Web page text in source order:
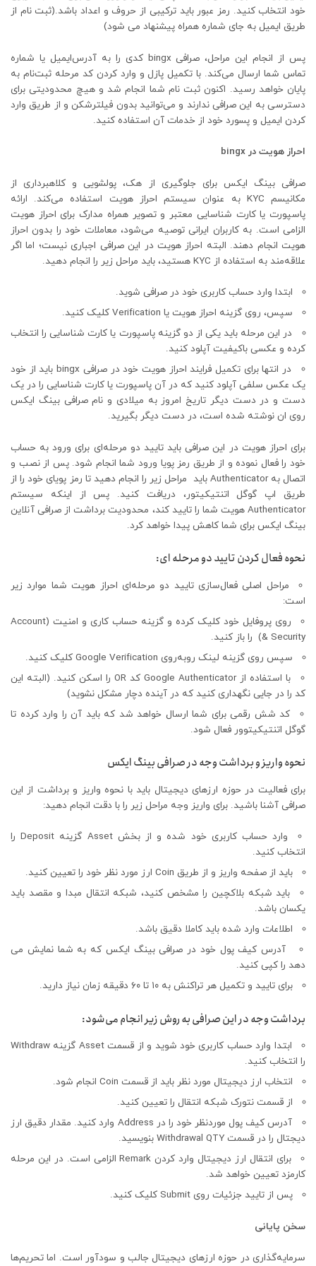
خود انتخاب کنید. رمز عبور باید ترکیبی از حروف و اعداد باشد.(ثبت نام از
طریق ایمیل به جای شماره همراه پیشنهاد می شود)
پس از انجام این مراحل، صرافی bingx کدی را به آدرس‌ایمیل یا شماره
تماس شما ارسال می‌کند. با تکمیل پازل و وارد کردن کد مرحله ثبت‌نام به
پایان خواهد رسید. اکنون ثبت نام شما انجام شد و هیچ محدودیتی برای
دسترسی به این صرافی ندارند و می‌توانید بدون فیلترشکن و از طریق وارد
کردن ایمیل و پسورد خود از خدمات آن استفاده کنید.
احراز هویت در bingx
صرافی بینگ ایکس برای جلوگیری از هک، پولشویی و کلاهبرداری از
مکانیسم KYC به عنوان سیستم احراز هویت استفاده می‌کند. ارائه
پاسپورت یا کارت شناسایی معتبر و تصویر همراه مدارک برای احراز هویت
الزامی است. به کاربران ایرانی توصیه می‌شود، معاملات خود را بدون احراز
هویت انجام دهند. البته احراز هویت در این صرافی اجباری نیست؛ اما اگر
علاقه‌مند به استفاده از KYC هستید، باید مراحل زیر را انجام دهید.
ابتدا وارد حساب کاربری خود در صرافی شوید.
سپس، روی گزینه احراز هویت یا Verification کلیک کنید.
در این مرحله باید یکی از دو گزینه پاسپورت یا کارت شناسایی را انتخاب
کرده و عکسی باکیفیت آپلود کنید.
در انتها برای تکمیل فرایند احراز هویت خود در صرافی bingx باید از خود
یک عکس سلفی آپلود کنید که در آن پاسپورت یا کارت شناسایی را در یک
دست و در دست دیگر تاریخ امروز به میلادی و نام صرافی بینگ ایکس
روی ان نوشته شده است، در دست دیگر بگیرید.
برای احراز هویت در این صرافی باید تایید دو مرحله‌ای برای ورود به حساب
خود را فعال نموده و از طریق رمز پویا ورود شما انجام شود. پس از نصب و
اتصال به Authenticator باید مراحل زیر را انجام دهید تا رمز پویای خود را از
طریق اپ گوگل اتنتیکیتور، دریافت کنید. پس از اینکه سیستم
Authenticator هویت شما را تایید کند، محدودیت برداشت از صرافی آنلاین
بینگ ایکس برای شما کاهش پیدا خواهد کرد.
نحوه فعال کردن تایید دو مرحله ای:
مراحل اصلی فعال‌سازی تایید دو مرحله‌ای احراز هویت شما موارد زیر
است:
روی پروفایل خود کلیک کرده و گزینه حساب کاری و امنیت (Account
& Security) را باز کنید.
سپس روی گزینه لینک روبه‌روی Google Verification کلیک کنید.
با استفاده از Google Authenticator کد OR را اسکن کنید. (البته این
کد را در جایی نگهداری کنید که در آینده دچار مشکل نشوید)
کد شش رقمی برای شما ارسال خواهد شد که باید آن را وارد کرد‌ه تا
گوگل اتنتیکیتوور فعال شود.
نحوه واریز و برداشت وجه در صرافی بینگ ایکس
برای فعالیت در حوزه ارز‌های دیجیتال باید با نحوه واریز و برداشت از این
صرافی آشنا باشید. برای واریز وجه مراحل زیر را با دقت انجام دهید:
وارد حساب کاربری خود شده و از بخش Asset گزینه Deposit را
انتخاب کنید.
باید از صفحه واریز و از طریق Coin ارز مورد نظر خود را تعیین کنید.
باید شبکه بلاکچین را مشخص کنید، شبکه انتقال مبدا و مقصد باید
یکسان باشد.
اطلاعات وارد شده باید کاملا دقیق باشد.
آدرس کیف پول خود در صرافی بینگ ایکس که به شما نمایش می
دهد را کپی کنید.
برای تایید و تکمیل هر تراکنش به ۱۰ تا ۶۰ دقیقه زمان نیاز دارید.
برداشت وجه در این صرافی به روش زیر انجام می‌شود:
ابتدا وارد حساب کاربری خود شوید و از قسمت Asset گزینه Withdraw
را انتخاب کنید.
انتخاب ارز دیجیتال مورد نظر باید از قسمت Coin انجام شود.
از قسمت نتورک شبکه انتقال را تعیین کنید.
آدرس کیف پول موردنظر خود را در Address وارد کنید. مقدار دقیق ارز
دیجتال را در قسمت Withdrawal QTY بنویسید.
برای انتقال ارز دیجیتال وارد کردن Remark الزامی است. در این مرحله
کارمزد تعیین خواهد شد.
پس از تایید جزئیات روی Submit کلیک کنید.
سخن پایانی
سرمایه‌گذاری در حوزه ارز‌های دیجیتال جالب و سودآور است. اما تحریم‌ها